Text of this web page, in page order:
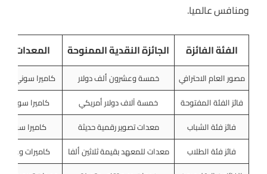
ومنافس عالميا.
الفئة الفائزة الجائزة النقدية الممنوحة المعدات
مصور العام الاحترافي خمسة وعشرون ألف دولار
كاميرا سوني
فائز الفئة المفتوحة
خمسة آلاف دولار أمريكي
كاميرا سوني
فائز فئة الشباب
معدات تصوير رقمية حديثة
كاميرا سوني
فائز فئة الطلاب
معدات للمعهد بقيمة ثلاثين ألفا
كاميرات